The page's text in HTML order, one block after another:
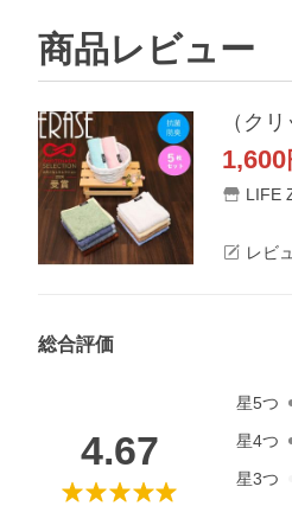
商品レビュー
（ク
1,600
LIFE
レビ
総合評価
4.67
星5つ
星4つ
星3つ